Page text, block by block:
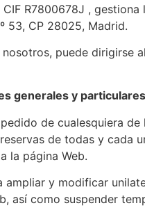
R7800678J ,
53, CP 28025, Madrid.
puede
generales y particulares
de cualesquiera
de todas y cada
la página Web.
ampliar y modificar
así como suspender